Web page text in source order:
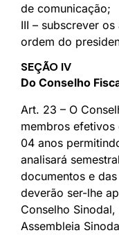
de comunicação;
III – subscrever
ordem do
SEÇÃO IV
Do Conselho
Art. 23 – O
membros efetivos
04 anos
analisará
documentos e
deverão ser-lhe
Conselho
Assembleia